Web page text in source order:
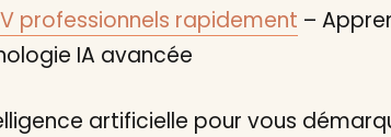
professionnels rapidement –
IA avancée
artificielle pour vous